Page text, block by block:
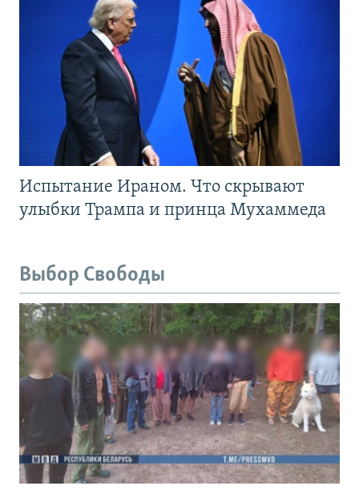
Испытание Ираном. Что скрывают
улыбки Трампа и принца Мухаммеда
Выбор Свободы